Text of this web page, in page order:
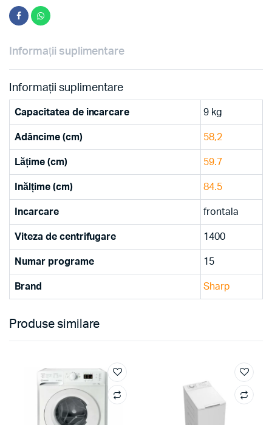
Informații suplimentare
Informații suplimentare
Capacitatea de incarcare 9 kg
Adâncime (cm) 58,2
Lățime (cm) 59.7
Inălțime (cm) 84.5
Incarcare frontala
Viteza de centrifugare 1400
Numar programe 15
Brand Sharp
Produse similare